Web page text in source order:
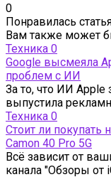
0
Понравилась
Вам также может
Техника 0
Google высмеяла
проблем с ИИ
За то, что ИИ Apple
выпустила
Техника 0
Стоит ли покупать
Camon 40 Pro 5G
Всё зависит от
канала "Обзоры от